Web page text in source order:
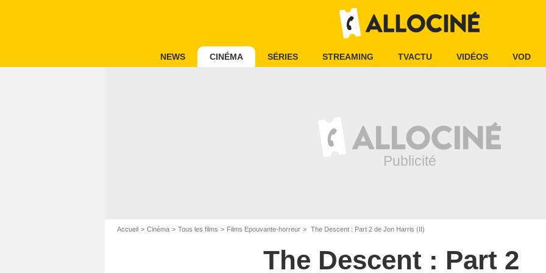
NEWS CINÉMA SÉRIES STREAMING TVACTU VIDÉOS VOD
Accueil Cinéma Tous les films Films Epouvante-horreur The Descent : Part 2 de Jon Harris (II)
The Descent : Part 2